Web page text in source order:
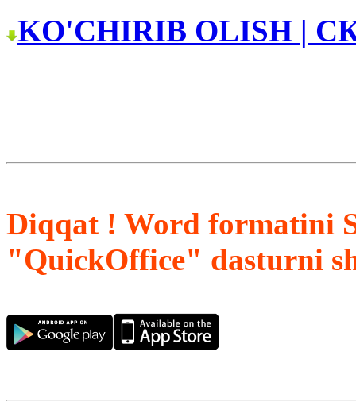
KO'CHIRIB OLISH |
Diqqat ! Word formatini
"QuickOffice" dasturni